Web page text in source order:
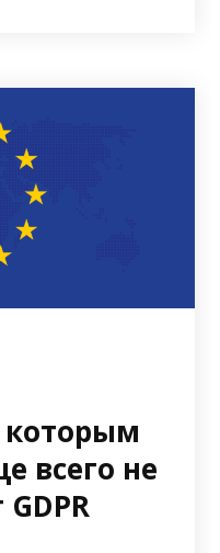
всего не